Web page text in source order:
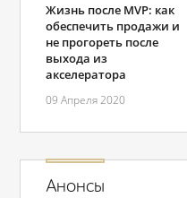
Жизнь после MVP: как
обеспечить продажи и
не прогореть после
выхода из
акселератора
09 Апреля 2020
Анонсы